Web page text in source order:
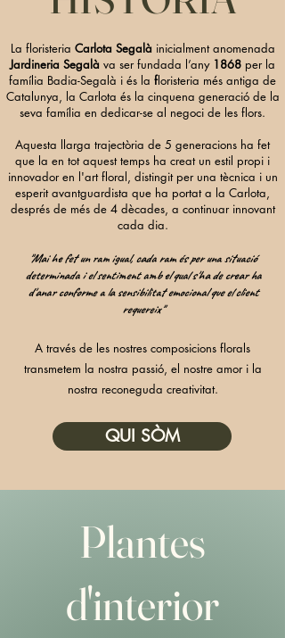
La floristeria Carlota Segalà inicialment anomenada
Jardineria Segalà va ser fundada l’any 1868 per la
família Badia-Segalà i és la floristeria més antiga de
Catalunya, la Carlota és la cinquena generació de la
seva família en dedicar-se al negoci de les flors.
Aquesta llarga trajectòria de 5 generacions ha fet
que la en tot aquest temps ha creat un estil propi i
innovador en l'art floral, distingit per una tècnica i un
esperit avantguardista que ha portat a la Carlota,
després de més de 4 dècades, a continuar innovant
cada dia.
"Mai he fet un ram igual, cada ram és per una situació
determinada i el sentiment amb el qual s'ha de crear ha
d'anar conforme a la sensibilitat emocional que el client
requereix"
A través de les nostres composicions florals
transmetem la nostra passió, el nostre amor i la
nostra reconeguda creativitat.
QUI SÒM
Plantes
d'interior